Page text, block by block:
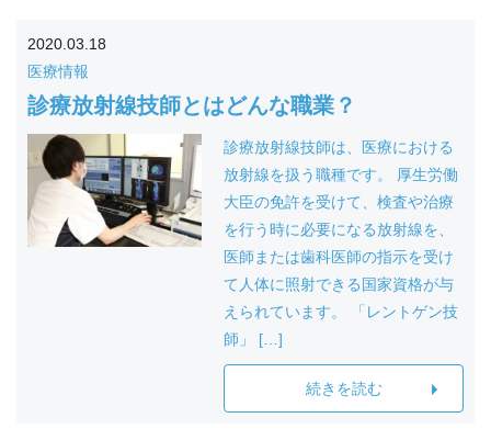
2020.03.18
医療情報
診療放射線技師とはどんな職業？
診療放射線技師は、医療における
放射線を扱う職種です。 厚生労働
大臣の免許を受けて、検査や治療
を行う時に必要になる放射線を、
医師または歯科医師の指示を受け
て人体に照射できる国家資格が与
えられています。 「レントゲン技
師」 […]
続きを読む